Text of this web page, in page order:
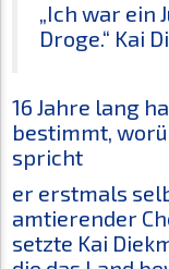
„Ich war ein
Droge.“ Kai
16 Jahre lang
bestimmt,
spricht
er erstmals
amtierender
setzte Kai